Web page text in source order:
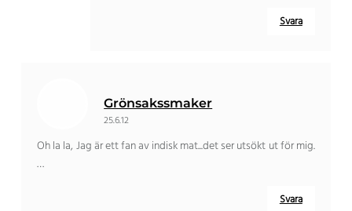
Svara
Grönsakssmaker
25.6.12
Oh la la, Jag är ett fan av indisk mat...det ser utsökt ut för mig.
…
Svara